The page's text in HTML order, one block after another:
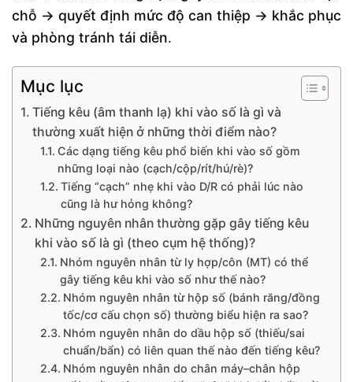
chỗ → quyết định mức độ can thiệp → khắc phục
và phòng tránh tái diễn.
Mục lục
Tiếng kêu (âm thanh lạ) khi vào số là gì và
thường xuất hiện ở những thời điểm nào?
Các dạng tiếng kêu phổ biến khi vào số gồm
những loại nào (cạch/cộp/rít/hú/rè)?
Tiếng “cạch” nhẹ khi vào D/R có phải lúc nào
cũng là hư hỏng không?
Những nguyên nhân thường gặp gây tiếng kêu
khi vào số là gì (theo cụm hệ thống)?
Nhóm nguyên nhân từ ly hợp/côn (MT) có thể
gây tiếng kêu khi vào số như thế nào?
Nhóm nguyên nhân từ hộp số (bánh răng/đồng
tốc/cơ cấu chọn số) thường biểu hiện ra sao?
Nhóm nguyên nhân do dầu hộp số (thiếu/sai
chuẩn/bẩn) có liên quan thế nào đến tiếng kêu?
Nhóm nguyên nhân do chân máy–chân hộp